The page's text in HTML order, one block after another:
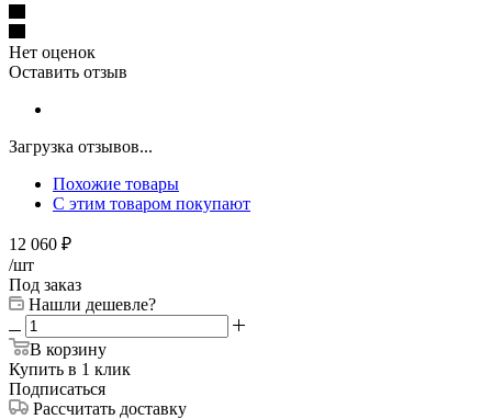
Нет оценок
Оставить отзыв
Загрузка отзывов...
Похожие товары
С этим товаром покупают
12 060 ₽
/шт
Под заказ
Нашли дешевле?
В корзину
Купить в 1 клик
Подписаться
Рассчитать доставку